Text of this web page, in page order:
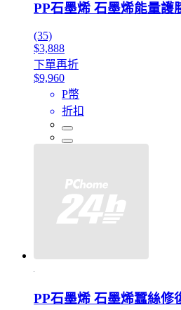
PP石墨烯 石墨烯能量護
(35)
$3,888
下單再折
$9,960
P幣
折扣
PP石墨烯 石墨烯蠶絲修